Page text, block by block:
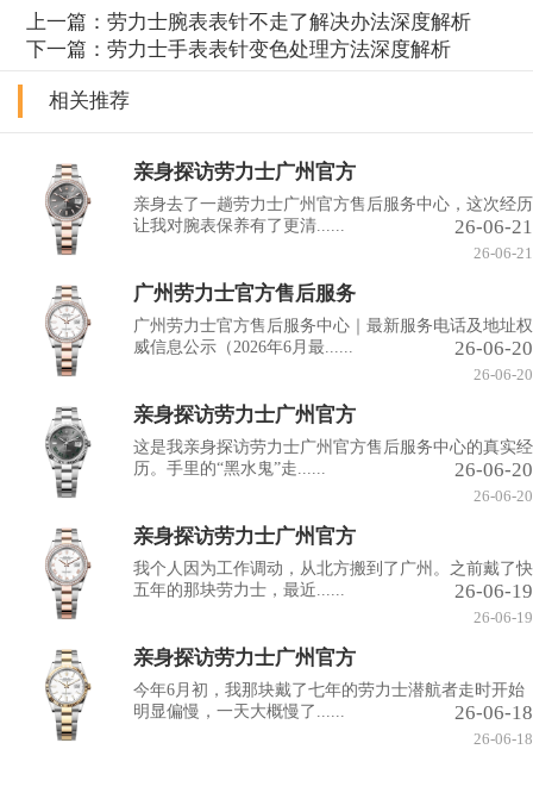
上一篇：劳力士腕表表针不走了解决办法深度解析
下一篇：劳力士手表表针变色处理方法深度解析
相关推荐
亲身探访劳力士广州官方
亲身去了一趟劳力士广州官方售后服务中心，这次经历
让我对腕表保养有了更清......
26-06-21
26-06-21
广州劳力士官方售后服务
广州劳力士官方售后服务中心｜最新服务电话及地址权
威信息公示（2026年6月最......
26-06-20
26-06-20
亲身探访劳力士广州官方
这是我亲身探访劳力士广州官方售后服务中心的真实经
历。手里的“黑水鬼”走......
26-06-20
26-06-20
亲身探访劳力士广州官方
我个人因为工作调动，从北方搬到了广州。之前戴了快
五年的那块劳力士，最近......
26-06-19
26-06-19
亲身探访劳力士广州官方
今年6月初，我那块戴了七年的劳力士潜航者走时开始
明显偏慢，一天大概慢了......
26-06-18
26-06-18